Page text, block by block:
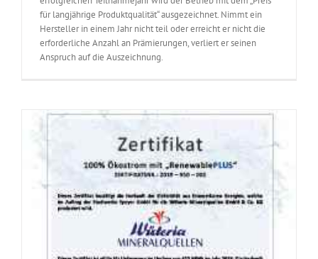
für langjährige Produktqualität“ ausgezeichnet. Nimmt ein
Hersteller in einem Jahr nicht teil oder erreicht er nicht die
erforderliche Anzahl an Prämierungen, verliert er seinen
Anspruch auf die Auszeichnung.